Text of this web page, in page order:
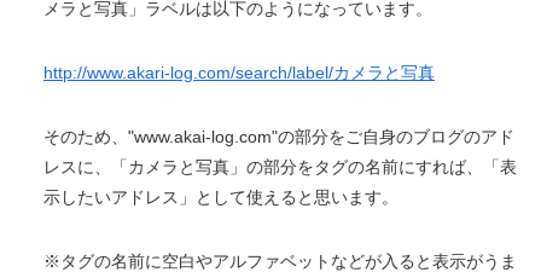
メラと写真」ラベルは以下のようになっています。
http://www.akari-log.com/search/label/カメラと写真
そのため、"www.akai-log.com"の部分をご自身のブログのアド
レスに、「カメラと写真」の部分をタグの名前にすれば、「表
示したいアドレス」として使えると思います。
※タグの名前に空白やアルファベットなどが入ると表示がうま